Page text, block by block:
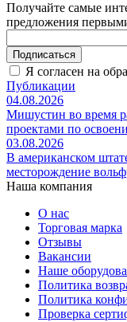
Получайте самые
предложения
Подписаться
Я согласен на
Публикации
04.08.2026
Мишустин во время
проектами по
03.08.2026
В американском
месторождение
Наша компания
О нас
Торговая марка
Отзывы
Вакансии
Наше
Политика
Политика
Проверка